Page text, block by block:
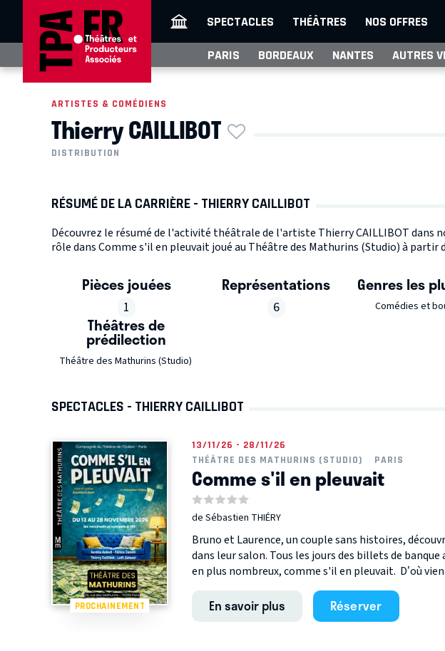
SPECTACLES THÉÂTRES NOS OFFRES
PARIS BORDEAUX NANTES AUTRES
ARTISTES & COMÉDIENS
Thierry CAILLIBOT
DISTRIBUTION
RÉSUMÉ DE LA CARRIÈRE - THIERRY CAILLIBOT
Découvrez le résumé de l'activité théâtrale de l'artiste Thierry CAILLIBOT dans
rôle dans Comme s'il en pleuvait joué au Théâtre des Mathurins (Studio) à partir
Pièces jouées
1
Représentations
6
Genres les
Comédies et
Théâtres de
prédilection
Théâtre des Mathurins (Studio)
SPECTACLES - THIERRY CAILLIBOT
PROCHAINEMENT
13/11/26 - 28/11/26
THÉÂTRE DES MATHURINS (STUDIO)
PARIS
Comme s'il en pleuvait
de Sébastien THIÉRY
Bruno et Laurence, un couple sans histoires,
dans leur salon. Tous les jours des billets de
en plus nombreux, comme s'il en pleuvait. D’où
En savoir plus Réserver